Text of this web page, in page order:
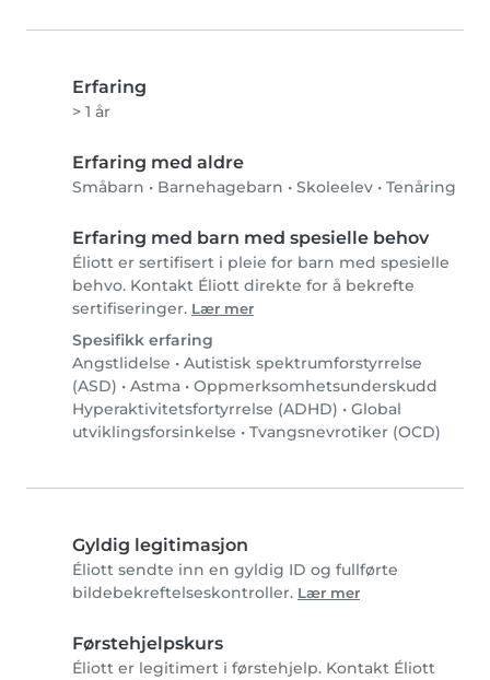
Erfaring
> 1 år
Erfaring med aldre
Småbarn • Barnehagebarn • Skoleelev • Tenåring
Erfaring med barn med spesielle behov
Éliott er sertifisert i pleie for barn med spesielle
behvo. Kontakt Éliott direkte for å bekrefte
sertifiseringer. Lær mer
Spesifikk erfaring
Angstlidelse • Autistisk spektrumforstyrrelse
(ASD) • Astma • Oppmerksomhetsunderskudd
Hyperaktivitetsfortyrrelse (ADHD) • Global
utviklingsforsinkelse • Tvangsnevrotiker (OCD)
Gyldig legitimasjon
Éliott sendte inn en gyldig ID og fullførte
bildebekreftelseskontroller. Lær mer
Førstehjelpskurs
Éliott er legitimert i førstehjelp. Kontakt Éliott